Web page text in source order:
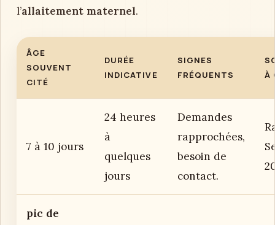
l’allaitement maternel.
ÂGE
SOUVENT
CITÉ
DURÉE
INDICATIVE
SIGNES
FRÉQUENTS
À
7 à 10 jours
24 heures
à
quelques
jours
Demandes
rapprochées,
besoin de
contact.
pic de